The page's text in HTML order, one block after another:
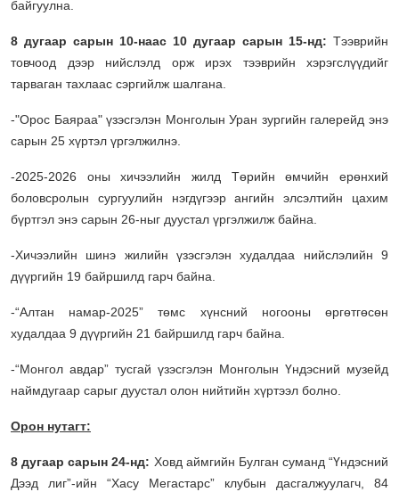
байгуулна.
8 дугаар сарын 10-наас 10 дугаар сарын 15-нд: Тээврийн
товчоод дээр нийслэлд орж ирэх тээврийн хэрэгслүүдийг
тарваган тахлаас сэргийлж шалгана.
-"Орос Баяраа" үзэсгэлэн Монголын Уран зургийн галерейд энэ
сарын 25 хүртэл үргэлжилнэ.
-2025-2026 оны хичээлийн жилд Төрийн өмчийн ерөнхий
боловсролын сургуулийн нэгдүгээр ангийн элсэлтийн цахим
бүртгэл энэ сарын 26-ныг дуустал үргэлжилж байна.
-Хичээлийн шинэ жилийн үзэсгэлэн худалдаа нийслэлийн 9
дүүргийн 19 байршилд гарч байна.
-“Алтан намар-2025” төмс хүнсний ногооны өргөтгөсөн
худалдаа 9 дүүргийн 21 байршилд гарч байна.
-“Монгол авдар” тусгай үзэсгэлэн Монголын Үндэсний музейд
наймдугаар сарыг дуустал олон нийтийн хүртээл болно.
Орон нутагт:
8 дугаар сарын 24-нд: Ховд аймгийн Булган суманд “Үндэсний
Дээд лиг”-ийн “Хасу Мегастарс” клубын дасгалжуулагч, 84